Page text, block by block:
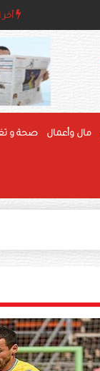
أخر
مال وأعمال صحة و